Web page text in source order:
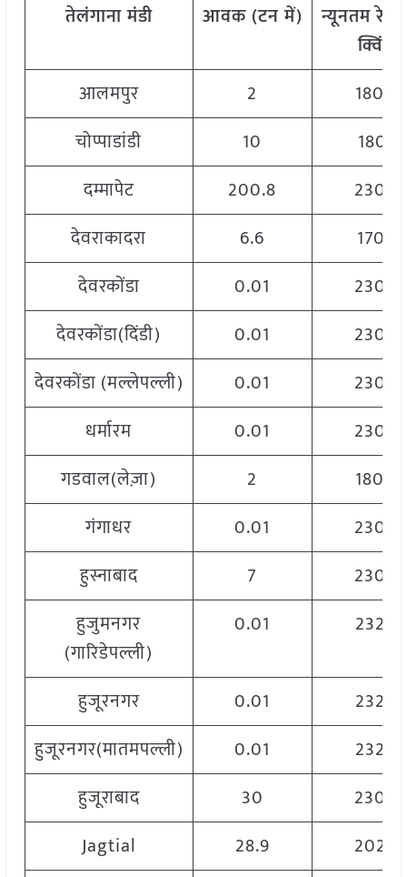
तेलंगानामंडी आवक(टनमें) न्यूनतमरेट
क्विं.)
आलमपुर
2
1800
चोप्पाडांडी
10
1801
दम्मापेट
200.8
2300
देवराकादरा
6.6
1702
देवरकोंडा
0.01
2300
देवरकोंडा(दिंडी)
0.01
2300
देवरकोंडा (मल्लेपल्ली)
0.01
2300
धर्मारम
0.01
2300
गडवाल(लेज़ा)
2
1800
गंगाधर
0.01
2300
हुस्नाबाद
7
2300
हुजुमनगर
(गारिडेपल्ली)
0.01 2320
हुजूरनगर 0.01
2320
हुजूरनगर(मातमपल्ली)
0.01
2320
हुजूराबाद
30
2300
Jagtial
28.9
2020